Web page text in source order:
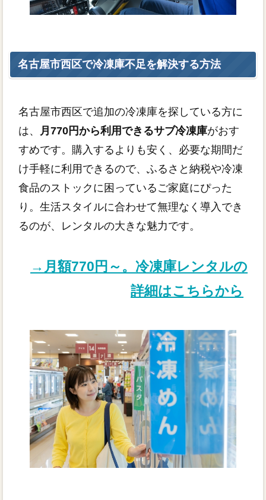
名古屋市西区で冷凍庫不足を解決する方法
名古屋市西区で追加の冷凍庫を探している方に
は、
月770円から利用できるサブ冷凍庫がおす
すめです。購入するよりも安く、必要な期間だ
け手軽に利用できるので、ふるさと納税や冷凍
食品のストックに困っているご家庭にぴった
り。生活スタイルに合わせて無理なく導入でき
るのが、レンタルの大きな魅力です。
→月額770円～。冷凍庫レンタルの
詳細はこちらから